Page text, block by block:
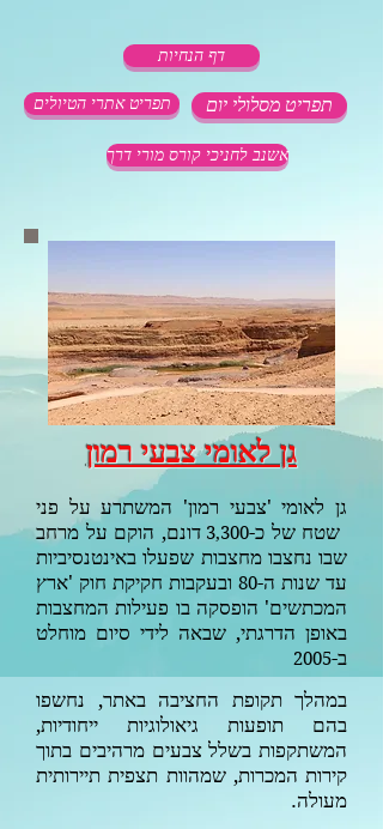
דף הנחיות
תפריט אתרי הטיולים
אשנב לחניכי קורס מורי דרך
תפריט מסלולי יום
גן לאומי צבעי רמון
גן לאומי 'צבעי רמון' המשתרע על פני
שטח של כ-3,300 דונם, הוקם על מרחב
שבו נחצבו מחצבות שפעלו באינטנסיביות
עד שנות ה-80 ובעקבות חקיקת חוק 'ארץ
המכתשים' הופסקה בו פעילות המחצבות
באופן הדרגתי, שבאה לידי סיום מוחלט
ב-2005
במהלך תקופת החציבה באתר, נחשפו
בהם תופעות גיאולוגיות ייחודיות,
המשתקפות בשלל צבעים מרהיבים בתוך
קירות המכרות, שמהוות תצפית תיירותית
מעולה.